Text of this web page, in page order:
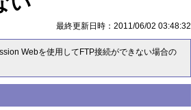
最終更新日時： 2011/06/02 03:48:32
Webを使用してFTP接続ができない場合の